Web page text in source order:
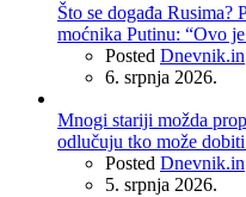
Što se događa Rusima?
moćnika Putinu: “Ovo
Posted Dnevnik.in
6. srpnja 2026.
Mnogi stariji možda
odlučuju tko može
Posted Dnevnik.in
5. srpnja 2026.